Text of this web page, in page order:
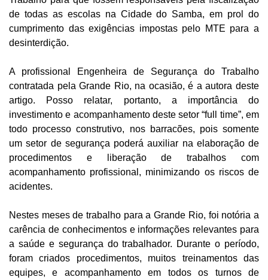
de todas as escolas na Cidade do Samba, em prol do
cumprimento das exigências impostas pelo MTE para a
desinterdição.
A profissional Engenheira de Segurança do Trabalho
contratada pela Grande Rio, na ocasião, é a autora deste
artigo. Posso relatar, portanto, a importância do
investimento e acompanhamento deste setor “full time”, em
todo processo construtivo, nos barracões, pois somente
um setor de segurança poderá auxiliar na elaboração de
procedimentos e liberação de trabalhos com
acompanhamento profissional, minimizando os riscos de
acidentes.
Nestes meses de trabalho para a Grande Rio, foi notória a
carência de conhecimentos e informações relevantes para
a saúde e segurança do trabalhador. Durante o período,
foram criados procedimentos, muitos treinamentos das
equipes, e acompanhamento em todos os turnos de